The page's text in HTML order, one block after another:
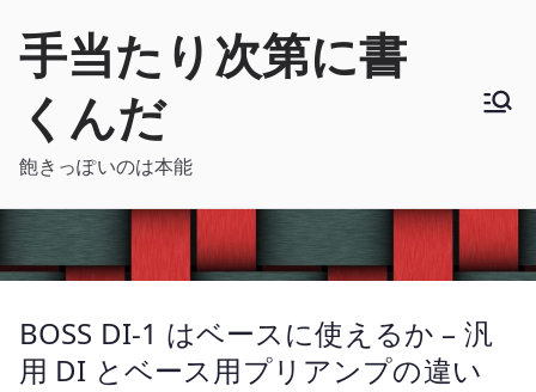
手当たり次第に書
くんだ
飽きっぽいのは本能
BOSS DI-1 はベースに使えるか – 汎
用 DI とベース用プリアンプの違い